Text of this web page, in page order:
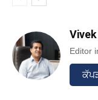
Editor